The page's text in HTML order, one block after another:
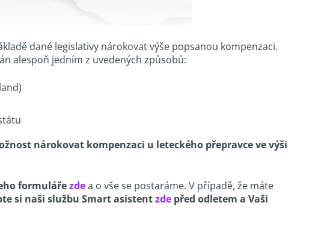
dané legislativy nárokovat výše popsanou kompenzaci.
alespoň jedním z uvedených způsobů:
nárokovat kompenzaci u leteckého přepravce ve výši
formulářezdea o vše se postaráme. V případě, že máte
si naši službu Smart asistentzde před odletem a Vaši